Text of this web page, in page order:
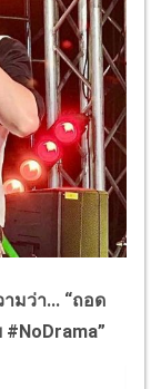
มว่า... “ถอด
#NoDrama”